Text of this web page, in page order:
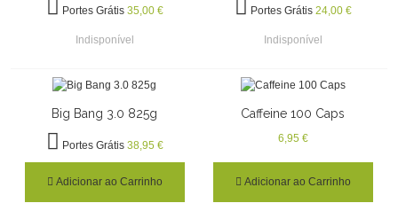
Portes Grátis 35,00 €
Indisponível
Portes Grátis 24,00 €
Indisponível
Big Bang 3.0 825g
Portes Grátis 38,95 €
Adicionar ao Carrinho
Caffeine 100 Caps
6,95 €
Adicionar ao Carrinho